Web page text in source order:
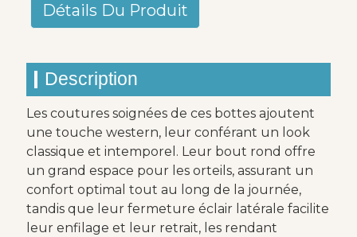
Détails Du Produit
Description
Les coutures soignées de ces bottes ajoutent
une touche western, leur conférant un look
classique et intemporel. Leur bout rond offre
un grand espace pour les orteils, assurant un
confort optimal tout au long de la journée,
tandis que leur fermeture éclair latérale facilite
leur enfilage et leur retrait, les rendant